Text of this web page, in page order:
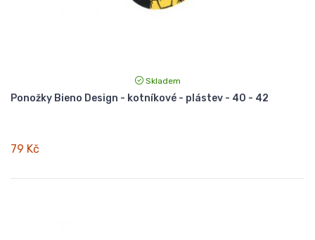
Skladem
Ponožky Bieno Design - kotníkové - plástev - 40 - 42
79 Kč